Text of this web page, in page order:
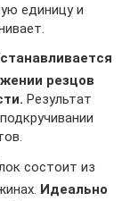
единицу и
резцов
Результат
состоит из
Идеально